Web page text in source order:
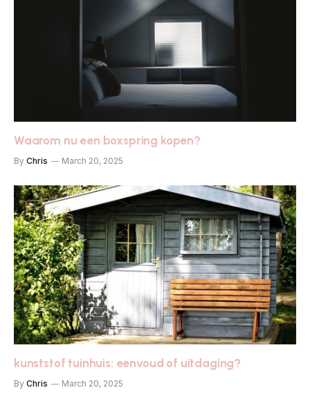
Waarom nu een boxspring kopen?
By Chris March 20, 2025
kunststof tuinhuis: eenvoud of uitdaging?
By Chris March 20, 2025